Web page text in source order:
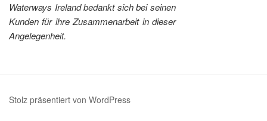
Waterways Ireland bedankt sich bei seinen
Kunden für ihre Zusammenarbeit in dieser
Angelegenheit.
Stolz präsentiert von WordPress